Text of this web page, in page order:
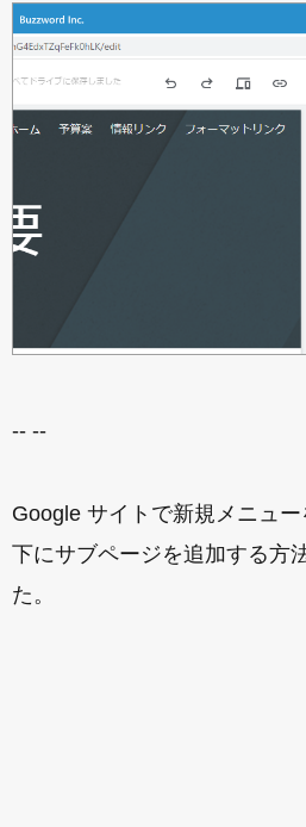
-- --
Google サイトで新規メニュ
下にサブページを追加する方
た。